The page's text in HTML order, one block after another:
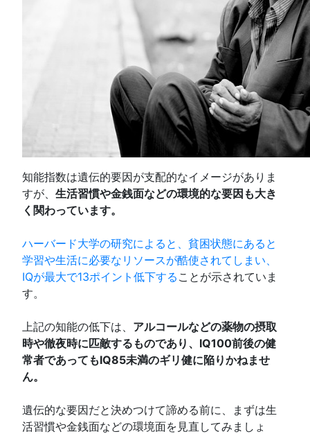
知能指数は遺伝的要因が支配的なイメージがありま
すが、 生活習慣や金銭面などの環境的な要因も大き
く関わっています。
ハーバード大学の研究によると、貧困状態にあると
学習や生活に必要なリソースが酷使されてしまい、
IQが最大で13ポイント低下する ことが示されていま
す。
上記の知能の低下は、 アルコールなどの薬物の摂取
時や徹夜時に匹敵するものであり、IQ100前後の健
常者であってもIQ85未満のギリ健に陥りかねませ
ん。
遺伝的な要因だと決めつけて諦める前に、まずは生
活習慣や金銭面などの環境面を見直してみましょ